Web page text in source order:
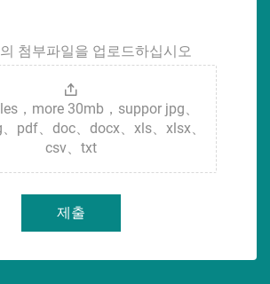
첨부파일을 업로드하십시오
，more 30mb，suppor jpg、
pdf、doc、docx、xls、xlsx、
csv、txt
제출